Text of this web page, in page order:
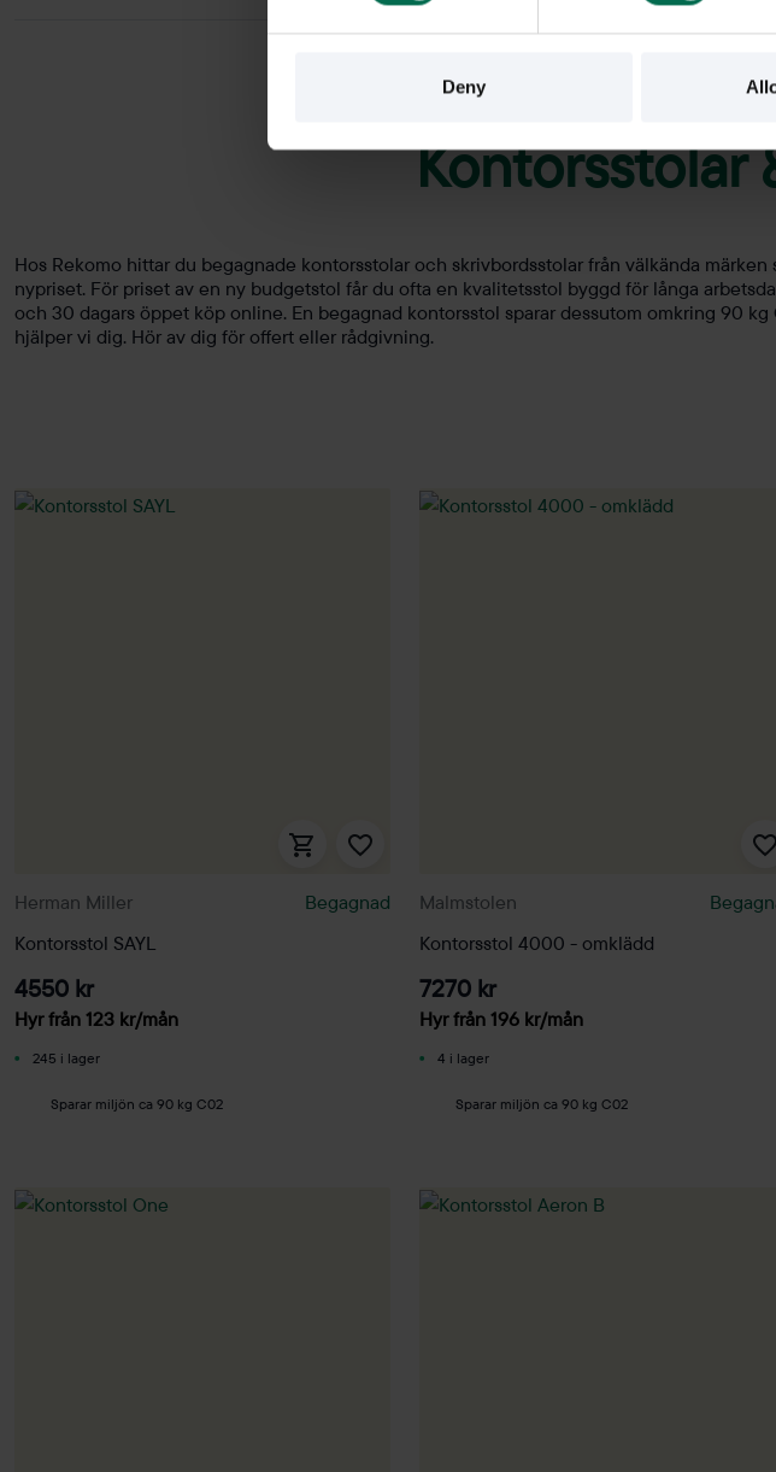
Deny
Kontorsstolar
Hos Rekomo hittar du begagnade kontorsstolar och skrivbordsstolar från välkända
nypriset. För priset av en ny budgetstol får du ofta en kvalitetsstol byggd för långa
och 30 dagars öppet köp online. En begagnad kontorsstol sparar dessutom omkring 90
hjälper vi dig. Hör av dig för offert eller rådgivning.
Herman Miller
Begagnad
Kontorsstol SAYL
4550 kr
Hyr från 123 kr/mån
245 i lager
Sparar miljön ca 90 kg C02
Malmstolen
Kontorsstol 4000 - omklädd
7270 kr
Hyr från 196 kr/mån
4 i lager
Sparar miljön ca 90 kg C02